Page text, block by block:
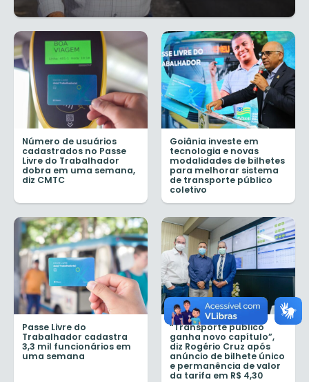
Número de usuários
cadastrados no Passe
Livre do Trabalhador
dobra em uma semana,
diz CMTC
Goiânia investe em
tecnologia e novas
modalidades de bilhetes
para melhorar sistema
de transporte público
coletivo
Passe Livre do
Trabalhador cadastra
3,3 mil funcionários em
uma semana
“Transporte público
ganha novo capítulo”,
diz Rogério Cruz após
anúncio de bilhete único
e permanência de valor
da tarifa em R$ 4,30